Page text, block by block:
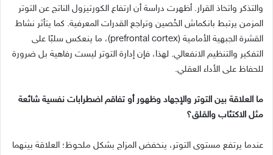
والتذكر واتخاذ القرار. أظهرت دراسة أن ارتفاع الكورتيزول الناتج عن التوتر
المزمن يرتبط بانكماش الحُصين وتراجع القدرات المعرفية. كما يتأثر نشاط
القشرة الجبهية الأمامية (prefrontal cortex)
، ما ينعكس سلبًا على
التفكير والتنظيم الانفعالي. لهذا، فإن إدارة التوتر ليست رفاهية بل ضرورة
للحفاظ على الأداء العقلي.
ما العلاقة بين التوتر والإجهاد وظهور أو تفاقم اضطرابات نفسية شائعة
مثل الاكتئاب والقلق؟
عندما يرتفع مستوى التوتر، ينخفض المزاج بشكل ملحوظ؛ العلاقة بينهما